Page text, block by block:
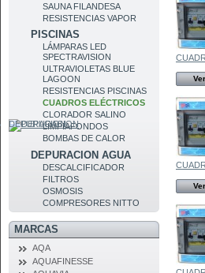
DEPURACION
SAUNA FILANDESA
RESISTENCIAS VAPOR
PISCINAS
LÁMPARAS LED
SPECTRAVISION
ULTRAVIOLETAS BLUE
LAGOON
RESISTENCIAS PISCINAS
CUADROS ELÉCTRICOS
CLORADOR SALINO
LIMPIAFONDOS
BOMBAS DE CALOR
DEPURACION AGUA
DESCALCIFICADOR
FILTROS
OSMOSIS
COMPRESORES NITTO
MARCAS
AQA
AQUAFINESSE
Ver
Ver